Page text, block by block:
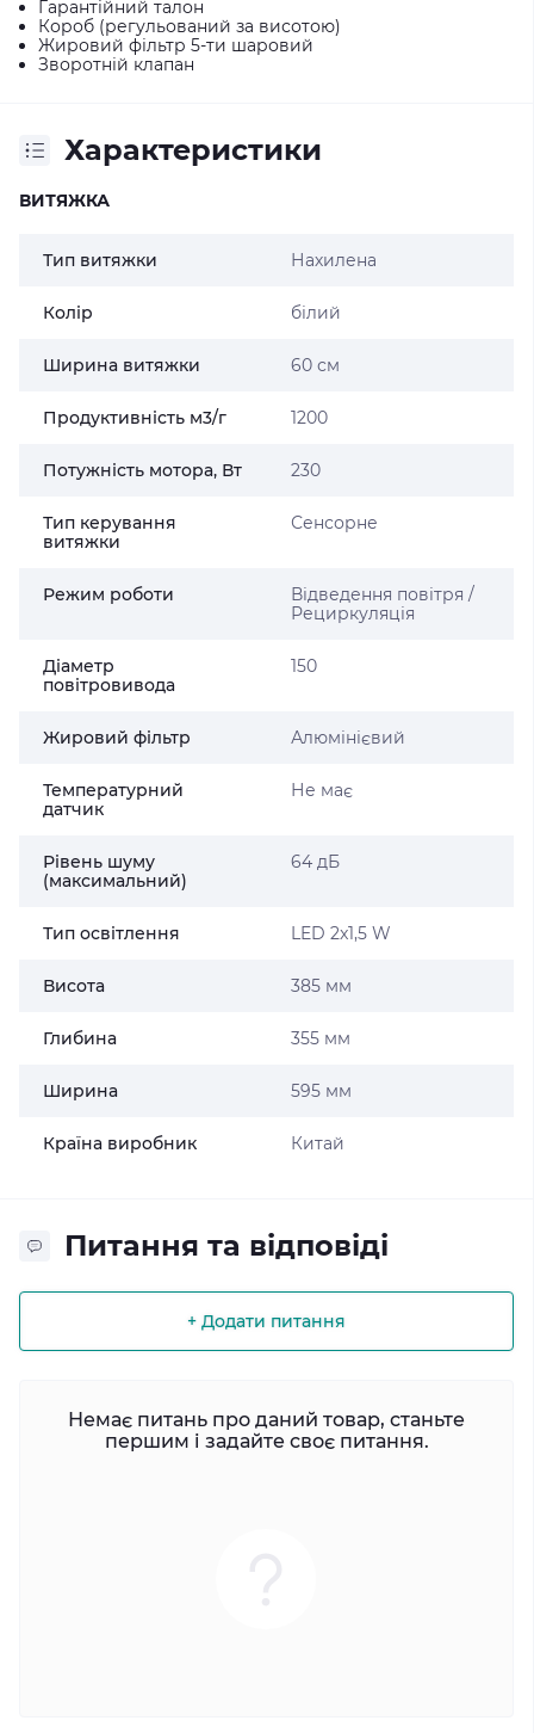
Гарантійний талон
Короб (регульований за висотою)
Жировий фільтр 5-ти шаровий
Зворотній клапан
Характеристики
ВИТЯЖКА
Тип витяжки Нахилена
Колір білий
Ширина витяжки 60 см
Продуктивність м3/г 1200
Потужність мотора, Вт 230
Тип керування
витяжки
Сенсорне
Режим роботи
Відведення повітря /
Рециркуляція
Діаметр
повітровивода
150
Жировий фільтр Алюмінієвий
Температурний
датчик
Не має
Рівень шуму
(максимальний)
64 дБ
Тип освітлення LED 2x1,5 W
Висота 385 мм
Глибина 355 мм
Ширина 595 мм
Країна виробник Китай
Питання та відповіді
+ Додати питання
Немає питань про даний товар, станьте
першим і задайте своє питання.